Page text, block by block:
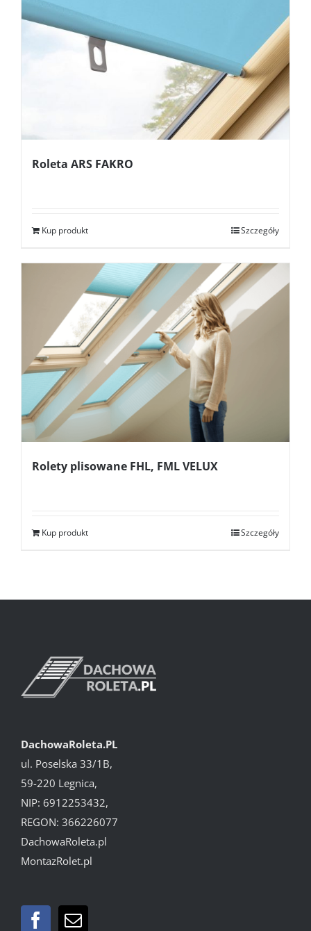
Roleta ARS FAKRO
Kup produkt Szczegóły
Rolety plisowane FHL, FML VELUX
Kup produkt Szczegóły
DachowaRoleta.PL
ul. Poselska 33/1B,
59-220 Legnica,
NIP: 6912253432,
REGON: 366226077
DachowaRoleta.pl
MontazRolet.pl